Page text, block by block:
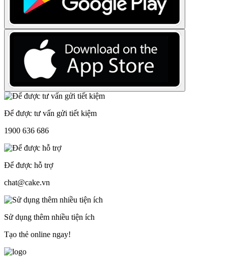
Để được tư vấn gửi tiết kiệm
1900 636 686
Để được hỗ trợ
chat@cake.vn
Sử dụng thêm nhiều tiện ích
Tạo thẻ online ngay!